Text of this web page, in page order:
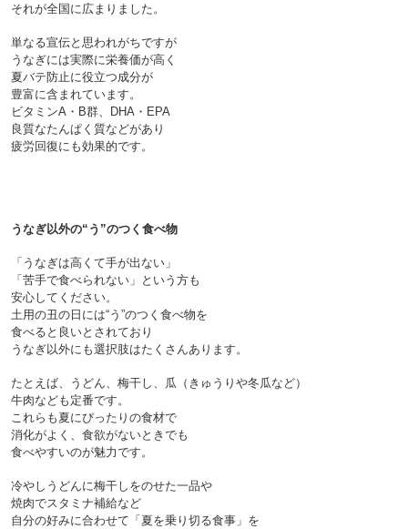
それが全国に広まりました。
単なる宣伝と思われがちですが
うなぎには実際に栄養価が高く
夏バテ防止に役立つ成分が
豊富に含まれています。
ビタミンA・B群、DHA・EPA
良質なたんぱく質などがあり
疲労回復にも効果的です。
うなぎ以外の“う”のつく食べ物
「うなぎは高くて手が出ない」
「苦手で食べられない」という方も
安心してください。
土用の丑の日には“う”のつく食べ物を
食べると良いとされており
うなぎ以外にも選択肢はたくさんあります。
たとえば、うどん、梅干し、瓜（きゅうりや冬瓜など）
牛肉なども定番です。
これらも夏にぴったりの食材で
消化がよく、食欲がないときでも
食べやすいのが魅力です。
冷やしうどんに梅干しをのせた一品や
焼肉でスタミナ補給など
自分の好みに合わせて「夏を乗り切る食事」 を